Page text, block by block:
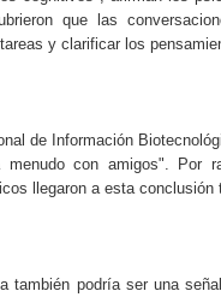
la tecnología está
están cambiando los
que las
y clarificar los
de Información
con amigos". Por
llegaron a esta conclusión
también podría ser una